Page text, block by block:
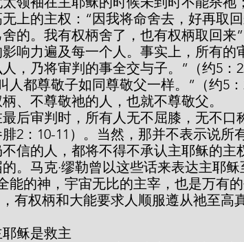
上的主权：“因我将命舍去，好再取
的。我有权柄舍了，也有权柄取回来
响力遍及每一个人。事实上，所有的
，乃将审判的事全交与子。”（约5：
人都尊敬子如同尊敬父一样。”（约5
、不尊敬祂的人，也就不尊敬父。
2：10-11）。当然，那并不表示说所
信的人，都将不得不承认主耶稣的主
。马克·缪勒曾以这些话来表达主耶
能的神，宇宙无比的主宰，也是万有
有权柄和大能要求人顺服遵从祂至高
主耶稣是救主